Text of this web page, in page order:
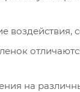
воздействия,
на